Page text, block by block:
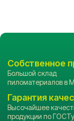
Собственное
Большой склад
пиломатериалов в
Гарантия
Высочайшее
продукции по ГОСТу